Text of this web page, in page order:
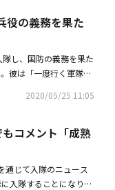
収めた映画「MONST
。◆SEVENTEEN：5月
として実力を見せてき
リースした全ての曲が
いダンス、そして人数
バーの再編を経て韓国
ナが合流、ミナがショ
ル再起番組「The Uni
メンバーのロウンは今
で出演を考えたという
いる期間が長くなり、
って、別の方向を探す
きました。両親が『ミ
送に出て歌うことがで
不安が大きかった挑戦
。追加合格でもいいか
ったです。初めて認め
」というサバイバ
さらに大きな負担だっ
役の義務を果た
し、国防の義務を果た
彼は「一度行く軍隊！
2020/05/25 11:05
コメント「成熟
通じて入隊のニュース
入隊することになりま